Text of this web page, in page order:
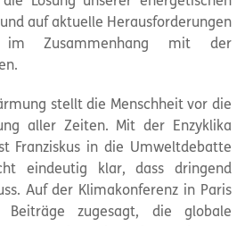
auf aktuelle Herausforderungen
im Zusammenhang mit der
stellt die Menschheit vor die
aller Zeiten. Mit der Enzyklika
Franziskus in die Umweltdebatte
eindeutig klar, dass dringend
Auf der Klimakonferenz in Paris
zugesagt, die globale